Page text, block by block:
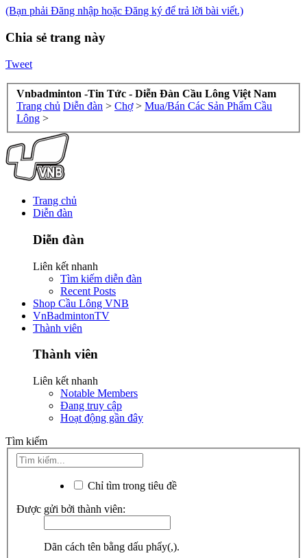
(Bạn phải Đăng nhập hoặc Đăng ký để trả lời bài viết.)
Chia sẻ trang này
Tweet
Vnbadminton -Tin Tức - Diễn Đàn Cầu Lông Việt Nam
Trang chủ Diễn đàn > Chợ > Mua/Bán Các Sản Phẩm Cầu
Lông >
Trang chủ
Diễn đàn
Diễn đàn
Liên kết nhanh
Tìm kiếm diễn đàn
Recent Posts
Shop Cầu Lông VNB
VnBadmintonTV
Thành viên
Thành viên
Liên kết nhanh
Notable Members
Đang truy cập
Hoạt động gần đây
Tìm kiếm
Chỉ tìm trong tiêu đề
Được gửi bởi thành viên:
Dãn cách tên bằng dấu phẩy(,).